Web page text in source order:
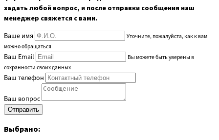
задать любой вопрос, и после отправки сообщения наш
менеджер свяжется с вами.
Ваше имя
Уточните, пожалуйста, как к вам
можно обращаться
Ваш Email
Вы можете быть уверены в
сохранности своих данных
Ваш телефон
Ваш вопрос
Выбрано: